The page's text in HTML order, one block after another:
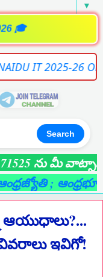
▼
🎓
2025-26 ONLINE
Search
ను మీ వాట్సాప్
; ఆంధ్రభూమి;
ఆయుధాలు?...
ఇవిగో!